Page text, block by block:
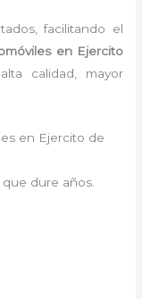
facilitando el
en Ejercito
calidad, mayor
en Ejercito de
dure años.